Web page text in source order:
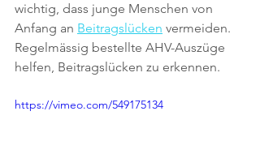
wichtig, dass junge Menschen von
Anfang an Beitragslücken vermeiden.
Regelmässig bestellte AHV-Auszüge
helfen, Beitragslücken zu erkennen.
https://vimeo.com/549175134